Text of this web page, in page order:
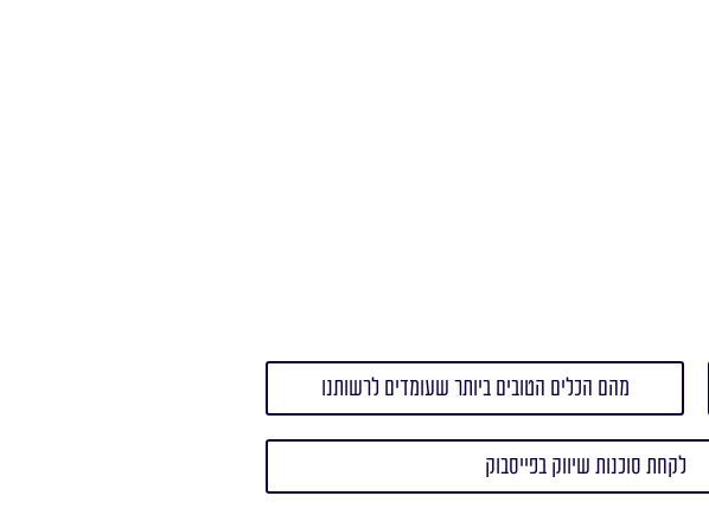
מהם הכלים הטובים ביותר שעומדים לרשותנו
לקחת סוכנות שיווק בפייסבוק